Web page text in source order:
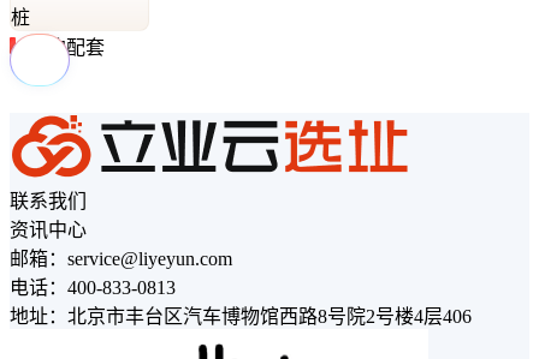
桩
周边配套
联系我们
资讯中心
邮箱：service@liyeyun.com
电话：400-833-0813
地址：北京市丰台区汽车博物馆西路8号院2号楼4层406